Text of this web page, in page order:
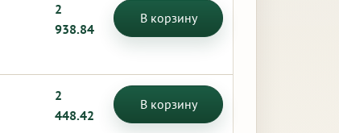
2
938.84
В корзину
2
448.42
В корзину